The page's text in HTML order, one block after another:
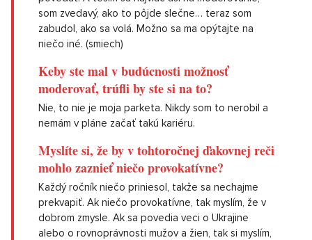
som zvedavý, ako to pôjde slečne… teraz som
zabudol, ako sa volá. Možno sa ma opýtajte na
niečo iné. (smiech)
Keby ste mal v budúcnosti možnosť
moderovať, trúfli by ste si na to?
Nie, to nie je moja parketa. Nikdy som to nerobil a
nemám v pláne začať takú kariéru.
Myslíte si, že by v tohtoročnej ďakovnej reči
mohlo zaznieť niečo provokatívne?
Každý ročník niečo priniesol, takže sa nechajme
prekvapiť. Ak niečo provokatívne, tak myslím, že v
dobrom zmysle. Ak sa povedia veci o Ukrajine
alebo o rovnoprávnosti mužov a žien, tak si myslím,